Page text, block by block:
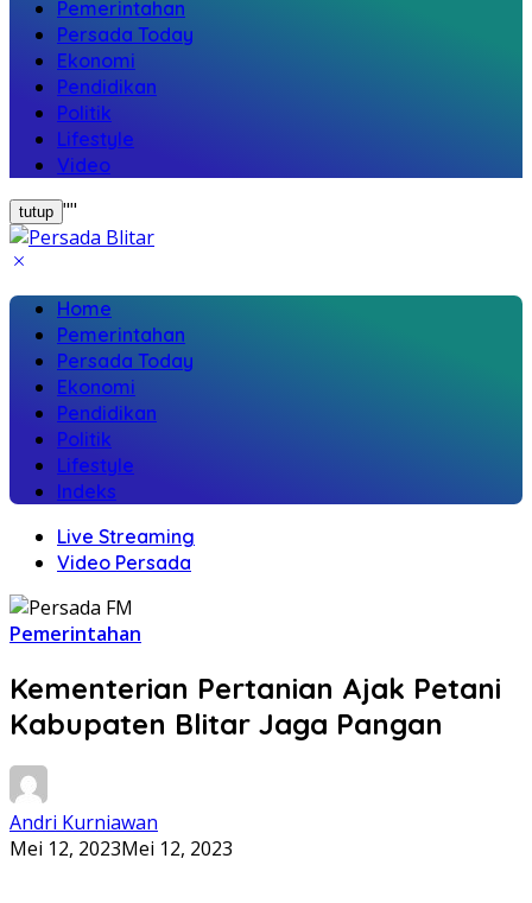
Pemerintahan
Persada Today
Ekonomi
Pendidikan
Politik
Lifestyle
Video
tutup ""
Home
Pemerintahan
Persada Today
Ekonomi
Pendidikan
Politik
Lifestyle
Indeks
Live Streaming
Video Persada
Pemerintahan
Kementerian Pertanian Ajak Petani
Kabupaten Blitar Jaga Pangan
Andri Kurniawan
Mei 12, 2023Mei 12, 2023